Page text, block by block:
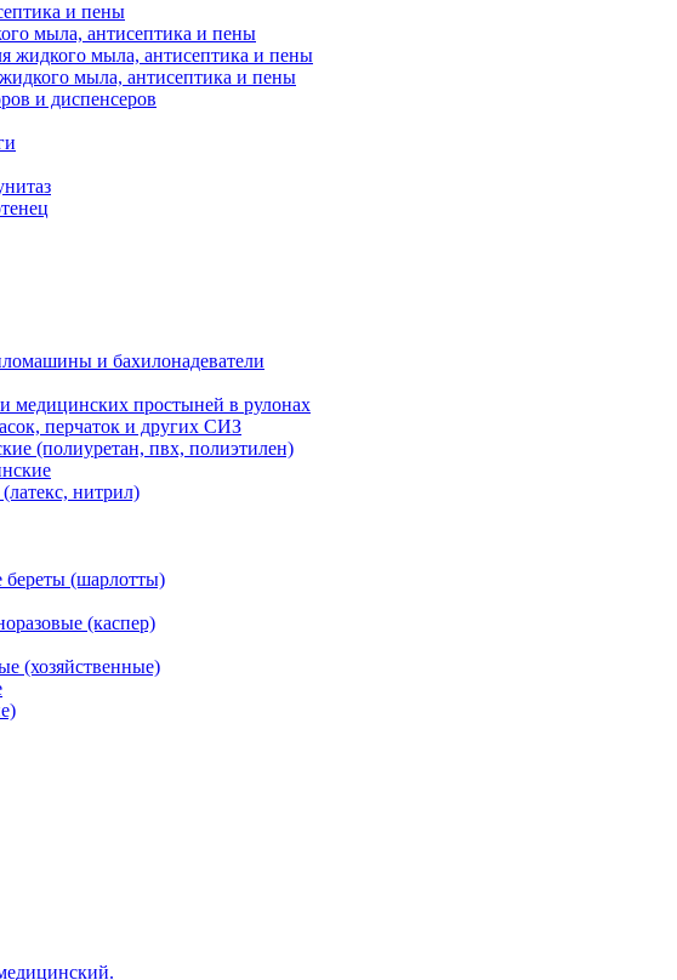
и пены
мыла, антисептика и пены
жидкого мыла, антисептика и пены
мыла, антисептика и пены
и диспенсеров
и бахилонадеватели
медицинских простыней в рулонах
перчаток и других СИЗ
(полиуретан, пвх, полиэтилен)
нитрил)
(шарлотты)
(каспер)
(хозяйственные)